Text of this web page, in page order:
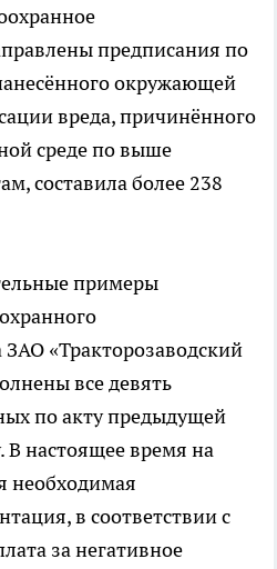
предписания по
окружающей
вреда, причинённого
среде по выше
составила более 238
примеры
ЗАО «Тракторозаводский
все девять
по акту предыдущей
В настоящее время на
необходимая
в соответствии с
за негативное